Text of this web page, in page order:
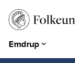
Emdrup
Aarhus